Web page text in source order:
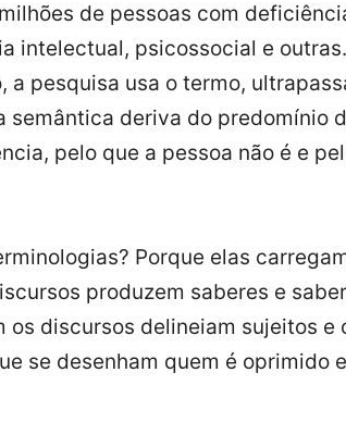
de pessoas com
intelectual, psicossocial e
a pesquisa usa o termo,
semântica deriva do predomínio
pelo que a pessoa não é e
Porque elas
produzem saberes e
os discursos delineiam sujeitos e
se desenham quem é oprimido